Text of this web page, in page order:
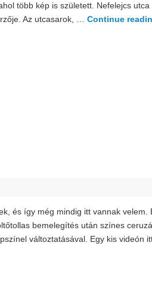
több kép is született. Nefelejcs
Az utcasarok, … Continue
és így még mindig itt vannak velem.
bemelegítés után színes
változtatásával. Egy kis videón